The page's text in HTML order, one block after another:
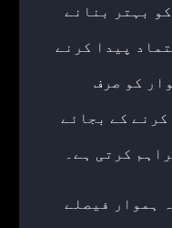
بہتر بنانے
پیدا کرنے
کو صرف
کے بجائے
کرتی ہے۔
ہموار فیصلے